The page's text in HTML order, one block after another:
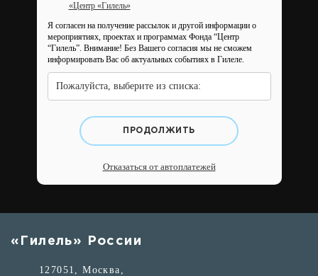
«Центр «Гилель»
Я согласен на получение рассылок и другой информации о
мероприятиях, проектах и программах Фонда “Центр
“Гилель”. Внимание! Без Вашего согласия мы не сможем
информировать Вас об актуальных событиях в Гилеле.
Пожалуйста, выберите из списка:
ПРОДОЛЖИТЬ
Отказаться от автоплатежей
«Гилель» России
127051, Москва,